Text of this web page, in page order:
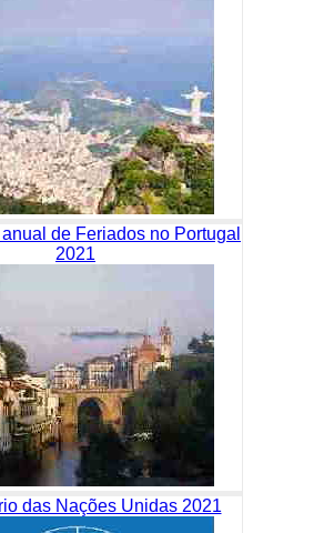
de Feriados no Portugal
2021
das Nações Unidas 2021